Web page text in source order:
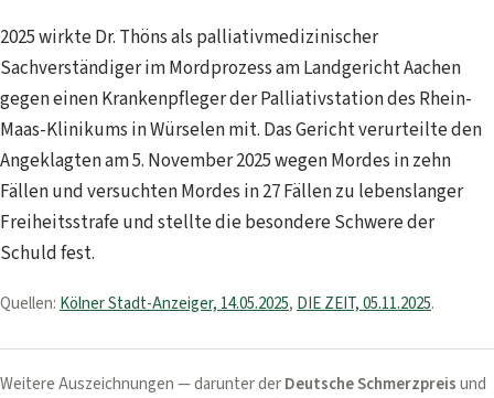
2025 wirkte Dr. Thöns als palliativmedizinischer
Sachverständiger im Mordprozess am Landgericht Aachen
gegen einen Krankenpfleger der Palliativstation des Rhein-
Maas-Klinikums in Würselen mit. Das Gericht verurteilte den
Angeklagten am 5. November 2025 wegen Mordes in zehn
Fällen und versuchten Mordes in 27 Fällen zu lebenslanger
Freiheitsstrafe und stellte die besondere Schwere der
Schuld fest.
Quellen:Kölner Stadt-Anzeiger, 14.05.2025,DIE ZEIT, 05.11.2025.
Weitere Auszeichnungen — darunter derDeutsche Schmerzpreisund